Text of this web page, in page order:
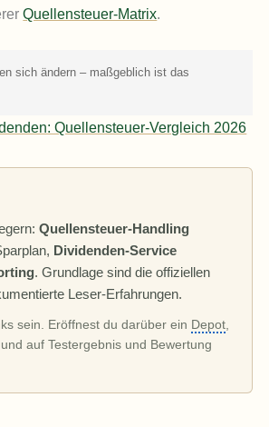
Quellensteuer-Matrix.
sich ändern – maßgeblich ist das
Quellensteuer-Vergleich 2026
Quellensteuer-Handling
Dividenden-Service
. Grundlage sind die offiziellen
Leser-Erfahrungen.
sein. Eröffnest du darüber ein Depot,
auf Testergebnis und Bewertung